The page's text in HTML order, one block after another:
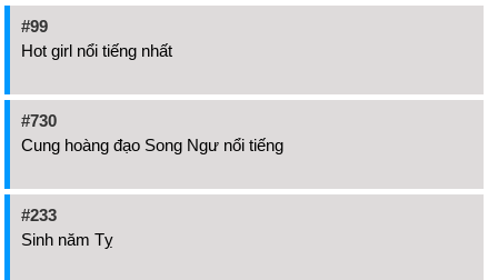
#99
Hot girl nổi tiếng nhất
#730
Cung hoàng đạo Song Ngư nổi tiếng
#233
Sinh năm Tỵ